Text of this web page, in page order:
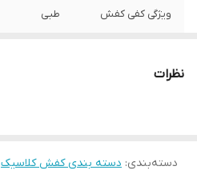
ویژگی کفی کفش طبی
کفش
نظرات
دسته‌بندی: دسته بندی کفش کلاسیک